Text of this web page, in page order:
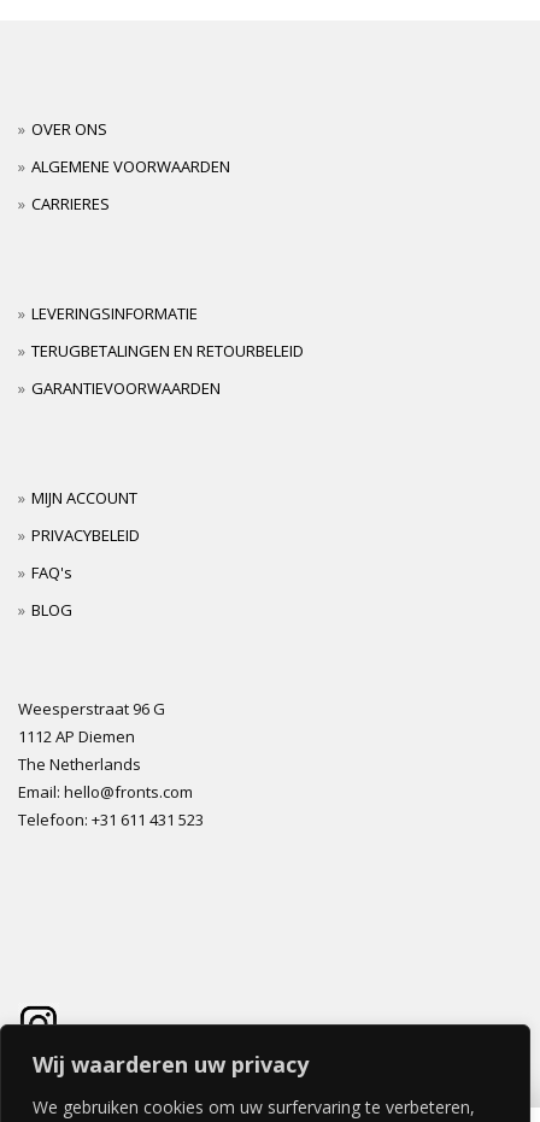
Wij waarderen uw privacy
We gebruiken cookies om uw surfervaring te verbeteren,
OVER ONS
ALGEMENE VOORWAARDEN
CARRIERES
LEVERINGSINFORMATIE
TERUGBETALINGEN EN RETOURBELEID
GARANTIEVOORWAARDEN
MIJN ACCOUNT
PRIVACYBELEID
FAQ's
BLOG
Weesperstraat 96 G
1112 AP Diemen
The Netherlands
Email: hello@fronts.com
Telefoon: +31 611 431 523